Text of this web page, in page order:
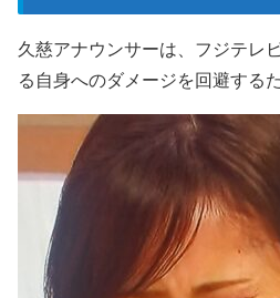
久慈アナウンサーは、フジテレ
る自身へのダメージを回避する